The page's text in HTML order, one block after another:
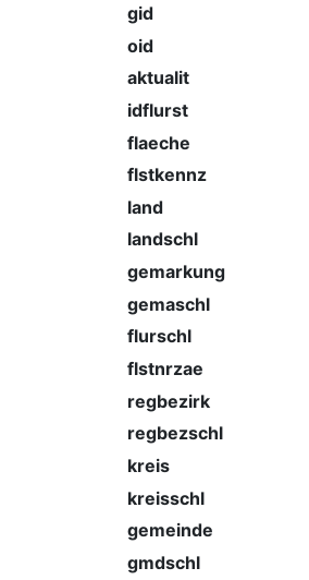
gid
oid
aktualit
idflurst
flaeche
flstkennz
land
landschl
gemarkung
gemaschl
flurschl
flstnrzae
regbezirk
regbezschl
kreis
kreisschl
gemeinde
gmdschl